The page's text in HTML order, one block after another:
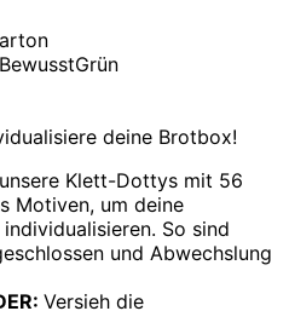
deine Brotbox!
Klett-Dottys mit 56
Motiven, um deine
individualisieren. So sind
und Abwechslung
Versieh die